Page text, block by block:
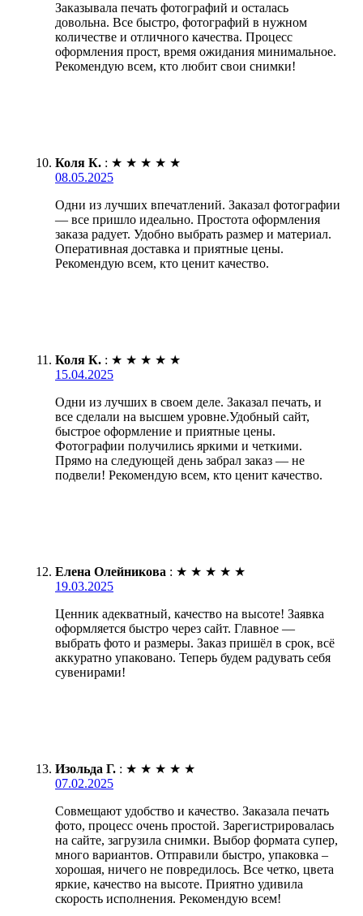
Заказывала печать фотографий и осталась
довольна. Все быстро, фотографий в нужном
количестве и отличного качества. Процесс
оформления прост, время ожидания минимальное.
Рекомендую всем, кто любит свои снимки!
Коля К. : ★ ★ ★ ★ ★
08.05.2025
Одни из лучших впечатлений. Заказал фотографии
— все пришло идеально. Простота оформления
заказа радует. Удобно выбрать размер и материал.
Оперативная доставка и приятные цены.
Рекомендую всем, кто ценит качество.
Коля К. : ★ ★ ★ ★ ★
15.04.2025
Одни из лучших в своем деле. Заказал печать, и
все сделали на высшем уровне.Удобный сайт,
быстрое оформление и приятные цены.
Фотографии получились яркими и четкими.
Прямо на следующей день забрал заказ — не
подвели! Рекомендую всем, кто ценит качество.
Елена Олейникова : ★ ★ ★ ★ ★
19.03.2025
Ценник адекватный, качество на высоте! Заявка
оформляется быстро через сайт. Главное —
выбрать фото и размеры. Заказ пришёл в срок, всё
аккуратно упаковано. Теперь будем радувать себя
сувенирами!
Изольда Г. : ★ ★ ★ ★ ★
07.02.2025
Совмещают удобство и качество. Заказала печать
фото, процесс очень простой. Зарегистрировалась
на сайте, загрузила снимки. Выбор формата супер,
много вариантов. Отправили быстро, упаковка –
хорошая, ничего не повредилось. Все четко, цвета
яркие, качество на высоте. Приятно удивила
скорость исполнения. Рекомендую всем!